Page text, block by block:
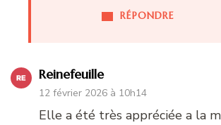
RÉPONDRE
Reinefeuille
12 février 2026 à 10h14
Elle a été très appréciée a la